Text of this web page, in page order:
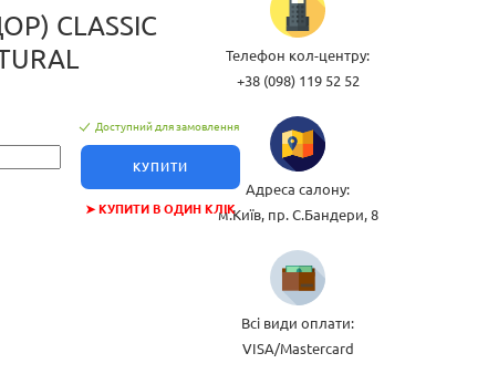
CLASSIC
Доступний для замовлення
КУПИТИ
➤ КУПИТИ В ОДИН КЛІК
Телефон кол-центру:
+38 (098) 119 52 52
Адреса салону:
м.Київ, пр. С.Бандери, 8
Всі види оплати:
VISA/Mastercard